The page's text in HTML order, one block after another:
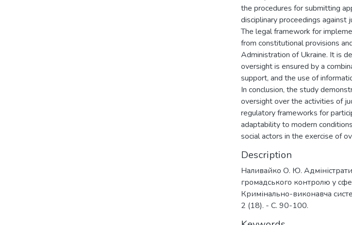
the procedures for submitting
disciplinary proceedings against
The legal framework for
from constitutional provisions
Administration of Ukraine. It is
oversight is ensured by a
support, and the use of
In conclusion, the study
oversight over the activities of
regulatory frameworks for
adaptability to modern
social actors in the exercise of
Description
Наливайко О. Ю.
громадського контролю у
Кримінально-виконавча
2 (18). - С. 90-100.